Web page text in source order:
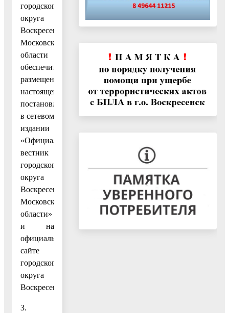
городского
округа
Воскресенск
Московской
области
обеспечить
размещение
настоящего
постановления
в сетевом
издании
«Официальный
вестник
городского
округа
Воскресенск
Московской
области»
и на
официальном
сайте
городского
округа
Воскресенск.
3.